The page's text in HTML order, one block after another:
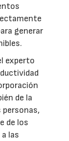
generar
experto
de la
de los
las